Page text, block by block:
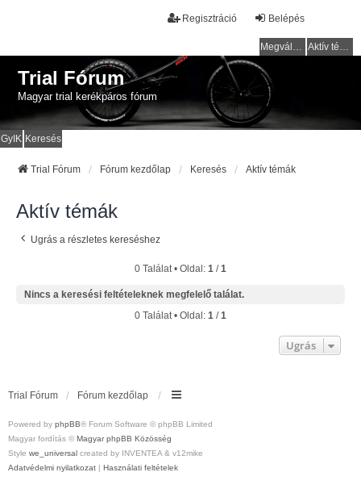
Belépés
Regisztráció
Megválaszolatlan témák Aktív témák
Trial Fórum
Magyar trial kerékpáros fórum
GyIK Keresés
Trial Fórum Fórum kezdőlap Keresés Aktív témák
Aktív témák
Ugrás a részletes kereséshez
0 Találat • Oldal: 1 /1
Nincs a keresési feltételeknek megfelelő találat.
0 Találat • Oldal: 1 /1
Ugrás
Trial Fórum Fórum kezdőlap
Powered by phpBB® Forum Software © phpBB Limited
Magyar fordítás © Magyar phpBB Közösség
Style we_universal created by INVENTEA & v12mike
Adatvédelmi nyilatkozat | Használati feltételek